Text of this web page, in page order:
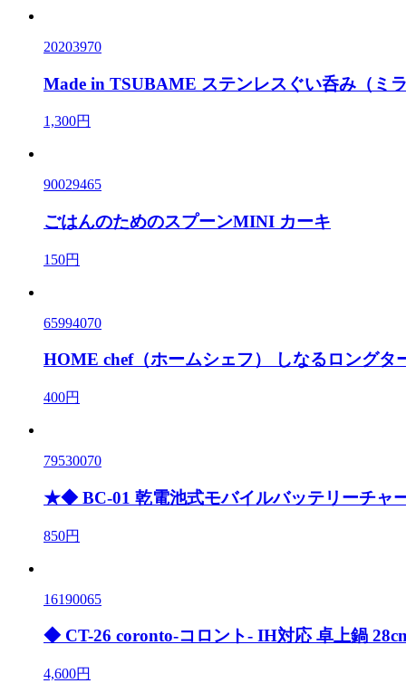
20203970
Made in TSUBAME ステンレスぐい呑み（ミラ
1,300円
90029465
ごはんのためのスプーンMINI カーキ
150円
65994070
HOME chef（ホームシェフ） しなるロングタ
400円
79530070
★◆ BC-01 乾電池式モバイルバッテリーチャ
850円
16190065
◆ CT-26 coronto-コロント- IH対応 卓上鍋
4,600円